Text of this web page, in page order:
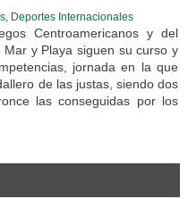
, Deportes Internacionales
Centroamericanos y del
Mar y Playa siguen su curso y
jornada en la que
de las justas, siendo dos
las conseguidas por los